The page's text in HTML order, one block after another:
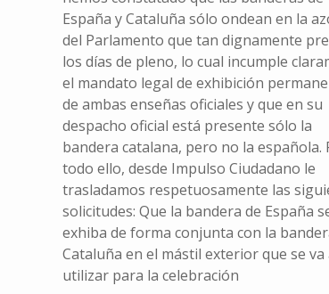
España y Cataluña sólo ondean en la
del Parlamento que tan dignamente
los días de pleno, lo cual incumple
el mandato legal de exhibición
de ambas enseñas oficiales y que en su
despacho oficial está presente sólo la
bandera catalana, pero no la española.
todo ello, desde Impulso Ciudadano le
trasladamos respetuosamente las
solicitudes: Que la bandera de España
exhiba de forma conjunta con la
Cataluña en el mástil exterior que se va
utilizar para la celebración